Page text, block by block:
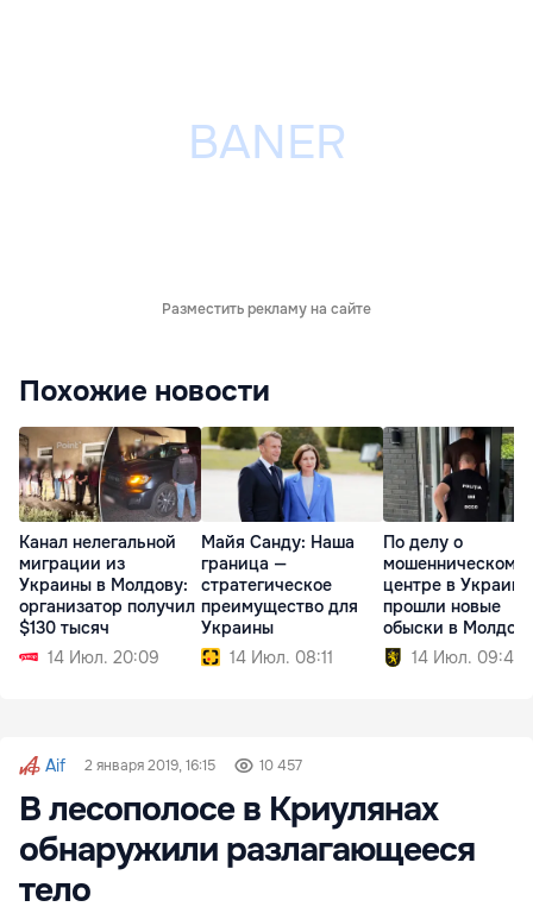
Разместить рекламу на сайте
Похожие новости
Канал нелегальной
миграции из
Украины в Молдову:
организатор получил
$130 тысяч
14 Июл. 20:09
Майя Санду: Наша
граница —
стратегическое
преимущество для
Украины
14 Июл. 08:11
По делу о
мошенническом
центре в Украине
прошли новые
обыски в
14 Июл. 09:40
Aif 2 января 2019, 16:15 10 457
В лесополосе в Криулянах
обнаружили разлагающееся
тело